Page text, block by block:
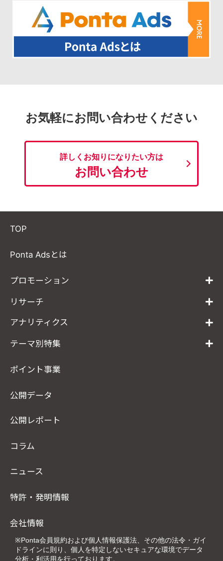
お気軽にお問い合わせください
詳しくお知りになりたい方は
お問い合わせ
TOP
Ponta Adsとは
プロモーション
リサーチ
アナリティクス
テーマ別特集
ポイント事業
公開データ
公開レポート
コラム
ニュース
特許・発明情報
会社情報
※Ponta会員規約および個人情報保護法、その他の法令・ガイ
ドラインに則り、個人を特定しないセキュアな環境でデータ
分析・利活用を行っております。